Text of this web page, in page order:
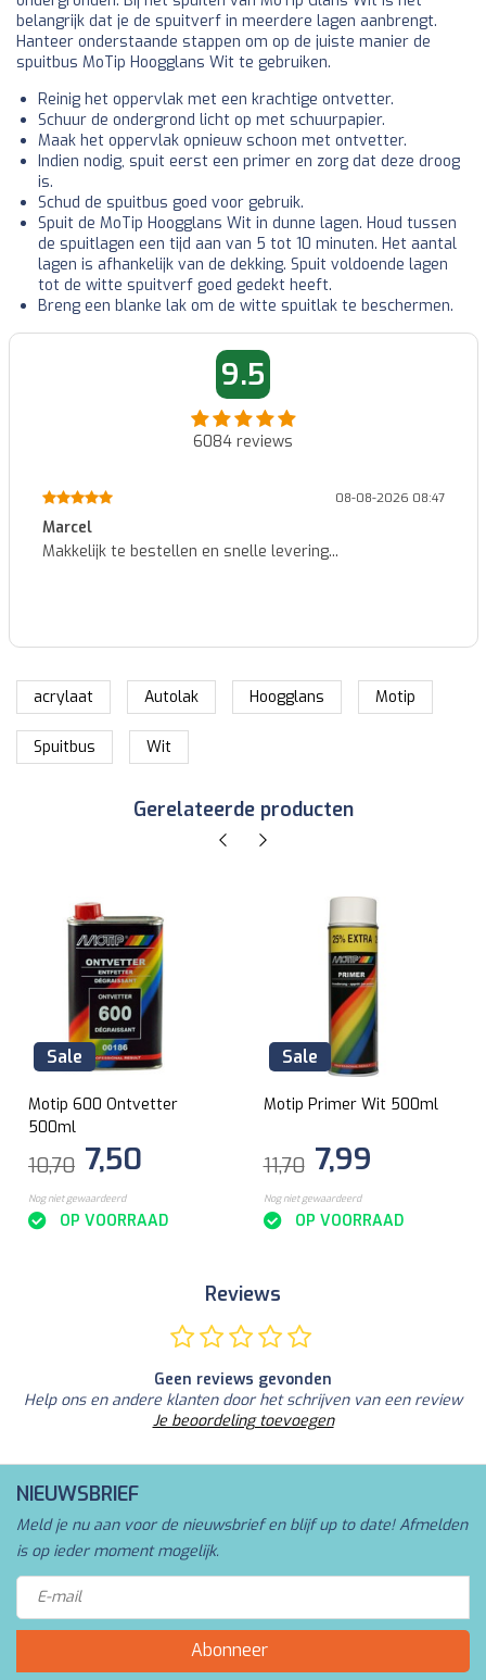
belangrijk dat je de spuitverf in meerdere lagen aanbrengt.
Hanteer onderstaande stappen om op de juiste manier de
spuitbus MoTip Hoogglans Wit te gebruiken.
Reinig het oppervlak met een krachtige ontvetter.
Schuur de ondergrond licht op met schuurpapier.
Maak het oppervlak opnieuw schoon met ontvetter.
Indien nodig, spuit eerst een primer en zorg dat deze droog
is.
Schud de spuitbus goed voor gebruik.
Spuit de MoTip Hoogglans Wit in dunne lagen. Houd tussen
de spuitlagen een tijd aan van 5 tot 10 minuten. Het aantal
lagen is afhankelijk van de dekking. Spuit voldoende lagen
tot de witte spuitverf goed gedekt heeft.
Breng een blanke lak om de witte spuitlak te beschermen.
9.5
6084 reviews
08-08-2026 08:47
Marcel
Makkelijk te bestellen en snelle levering...
acrylaat Autolak Hoogglans Motip
Spuitbus Wit
Gerelateerde producten
Sale
Motip 600 Ontvetter
500ml
10,70 7,50
Nog niet gewaardeerd
OP VOORRAAD
Sale
Motip Primer Wit 500ml
11,70 7,99
Nog niet gewaardeerd
OP VOORRAAD
Reviews
Geen reviews gevonden
Help ons en andere klanten door het schrijven van een review
Je beoordeling toevoegen
NIEUWSBRIEF
Meld je nu aan voor de nieuwsbrief en blijf up to date! Afmelden
is op ieder moment mogelijk.
Abonneer